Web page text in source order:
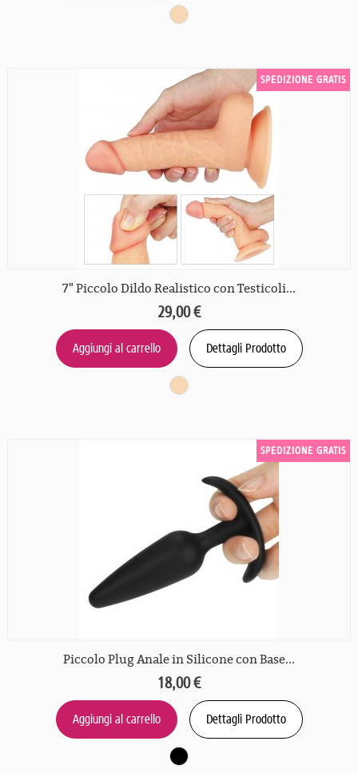
SPEDIZIONE GRATIS
7" Piccolo Dildo Realistico con Testicoli...
29,00 €
Aggiungi al carrello Dettagli Prodotto
SPEDIZIONE GRATIS
Piccolo Plug Anale in Silicone con Base...
18,00 €
Aggiungi al carrello Dettagli Prodotto